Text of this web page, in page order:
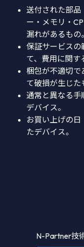
送付された部品
ー・メモリ・
漏れがあるもの。
保証サービスの
て、費用に関す
梱包が不適切で
て破損が生じた
通常と異なる手
デバイス。
お買い上げの日
たデバイス。
N-Partner技